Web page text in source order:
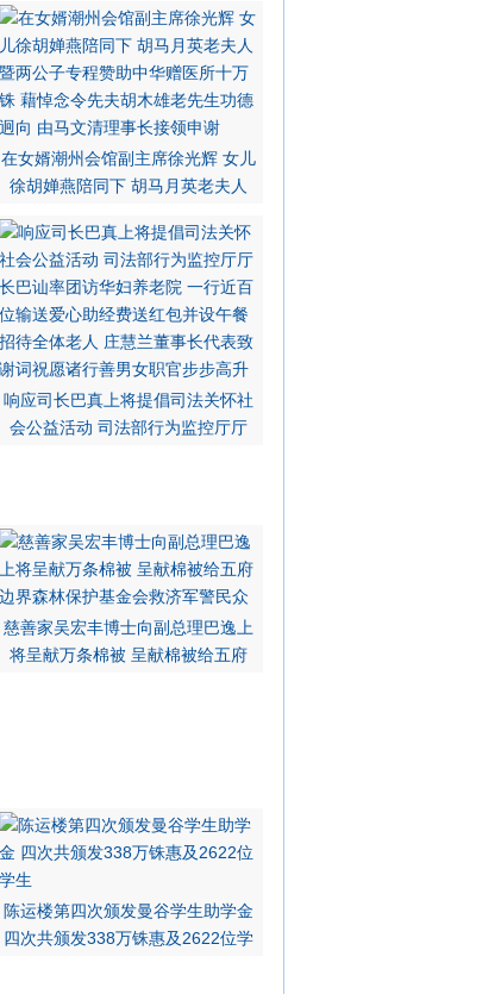
在女婿潮州会馆副主席徐光辉 女儿
徐胡婵燕陪同下 胡马月英老夫人
响应司长巴真上将提倡司法关怀社
会公益活动 司法部行为监控厅厅
慈善家吴宏丰博士向副总理巴逸上
将呈献万条棉被 呈献棉被给五府
陈运楼第四次颁发曼谷学生助学金
四次共颁发338万铢惠及2622位学